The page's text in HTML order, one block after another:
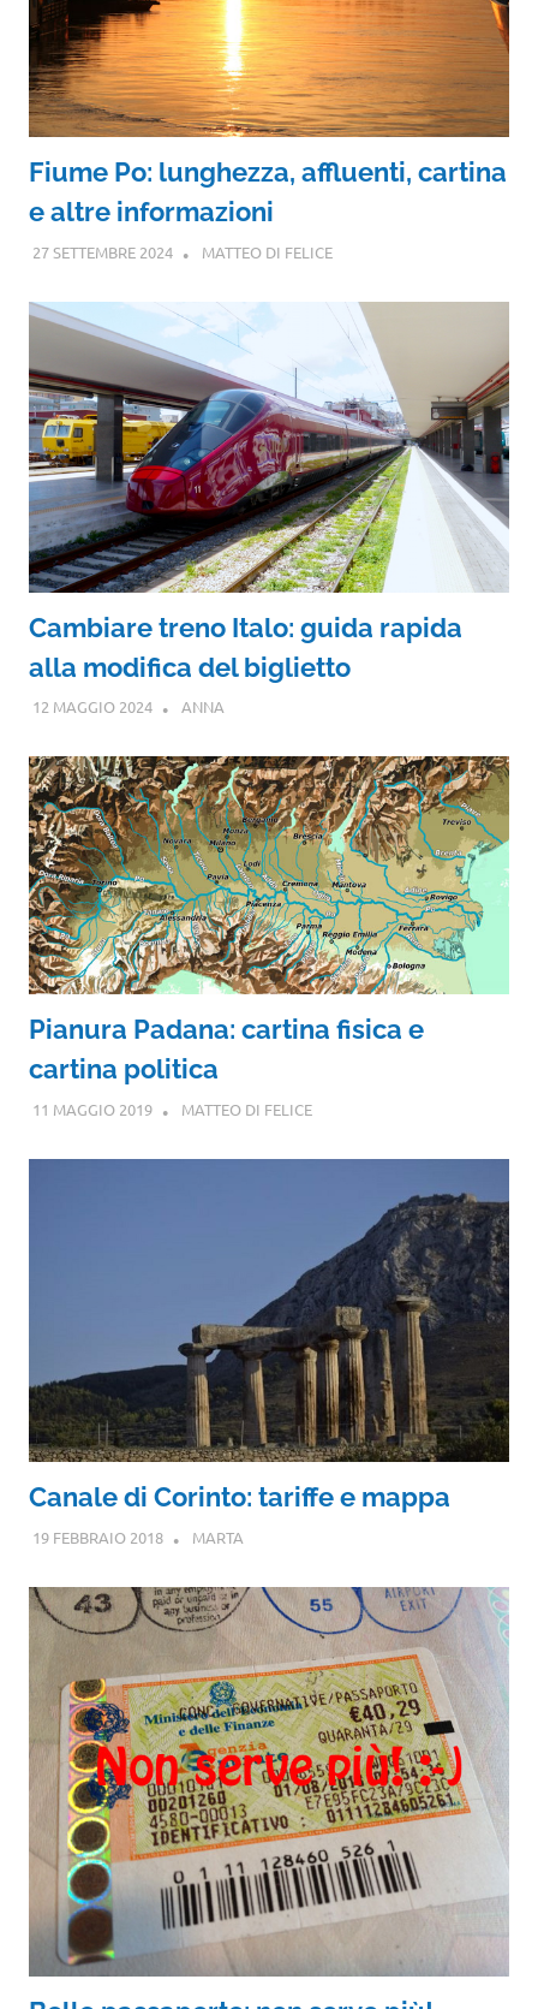
Fiume Po: lunghezza, affluenti, cartina
e altre informazioni
27 SETTEMBRE 2024 MATTEO DI FELICE
Cambiare treno Italo: guida rapida
alla modifica del biglietto
12 MAGGIO 2024 ANNA
Pianura Padana: cartina fisica e
cartina politica
11 MAGGIO 2019 MATTEO DI FELICE
Canale di Corinto: tariffe e mappa
19 FEBBRAIO 2018 MARTA